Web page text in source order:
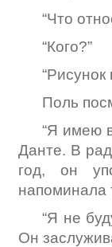
“Что
“Кого?”
Поль
“Я имею
Данте. В
год, он
напоминала
“Я не
Он